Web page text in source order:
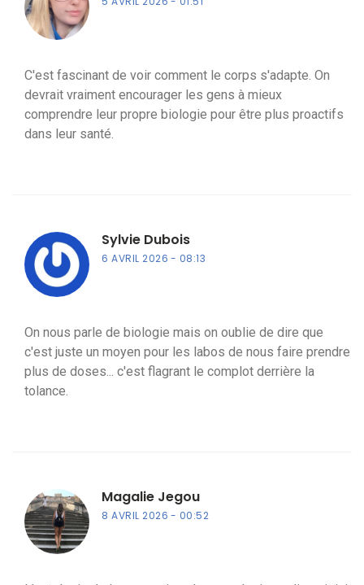
C'est fascinant de voir comment le corps s'adapte. On
devrait vraiment encourager les gens à mieux
comprendre leur propre biologie pour être plus proactifs
dans leur santé.
Sylvie Dubois
6 AVRIL 2026 08:13
On nous parle de biologie mais on oublie de dire que
c'est juste un moyen pour les labos de nous faire prendre
plus de doses... c'est flagrant le complot derrière la
tolance.
Magalie Jegou
8 AVRIL 2026 00:52